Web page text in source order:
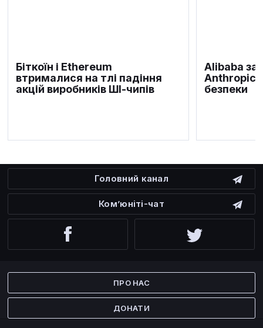
Біткоїн і Ethereum
втрималися на тлі падіння
акцій виробників ШІ-чипів
Alibaba
Anthropic
безпеки
Головний канал
Ком’юніті-чат
ПРО НАС
ДОНАТИ